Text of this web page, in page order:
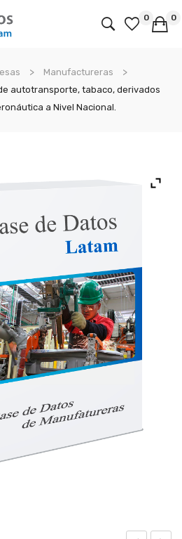
0 0
Manufactureras
autotransporte, tabaco, derivados
a Nivel Nacional.